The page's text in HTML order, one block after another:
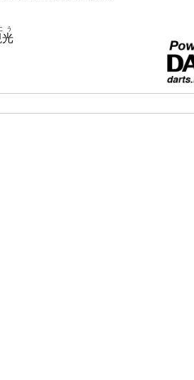
光
う